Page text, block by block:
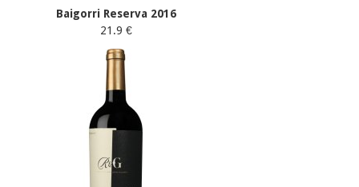
Baigorri Reserva 2016
21.9 €